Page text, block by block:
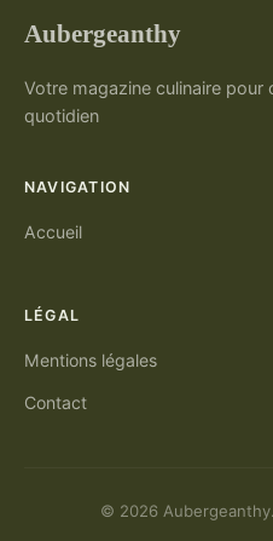
Aubergeanthy
Votre magazine culinaire pour
quotidien
NAVIGATION
Accueil
LÉGAL
Mentions légales
Contact
© 2026